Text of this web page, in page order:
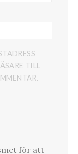
TILL
för att